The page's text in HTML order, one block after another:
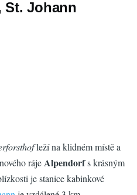
St. Johann
leží na klidném místě a
rájeAlpendorfs krásným
je stanice kabinkové